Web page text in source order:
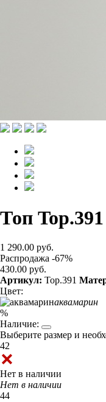
Топ Top.391
1 290.00 руб.
Распродажа -67%
430.00 руб.
Артикул: Top.391
Цвет:
аквамарин
%
Наличие:
Выберите размер и
42
Нет в наличии
Нет в наличии
44